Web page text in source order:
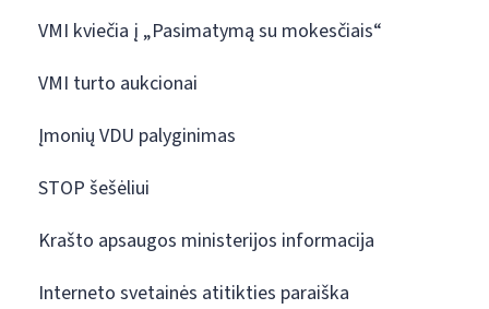
VMI kviečia į „Pasimatymą su mokesčiais“
VMI turto aukcionai
Įmonių VDU palyginimas
STOP šešėliui
Krašto apsaugos ministerijos informacija
Interneto svetainės atitikties paraiška